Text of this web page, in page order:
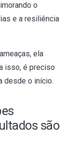
o
e a resiliência
ela
isso, é preciso
desde o início.
são